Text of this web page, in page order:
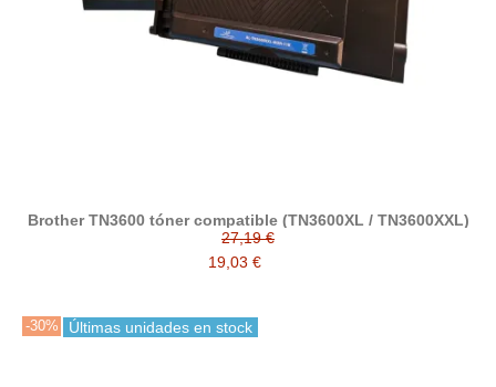
Brother TN3600 tóner compatible (TN3600XL / TN3600XXL)
27,19 €
19,03 €
-30% Últimas unidades en stock